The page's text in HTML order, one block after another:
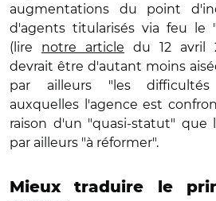
augmentations du point
d'agents titularisés via feu le
(lire notre article du 12 avril
devrait être d'autant moins
par ailleurs "les
auxquelles l'agence est
raison d'un "quasi-statut" que
par ailleurs "à réformer".
Mieux traduire le